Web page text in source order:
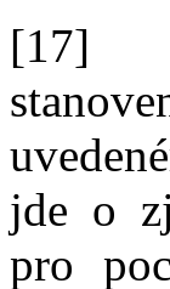
[17]
jde o
pro